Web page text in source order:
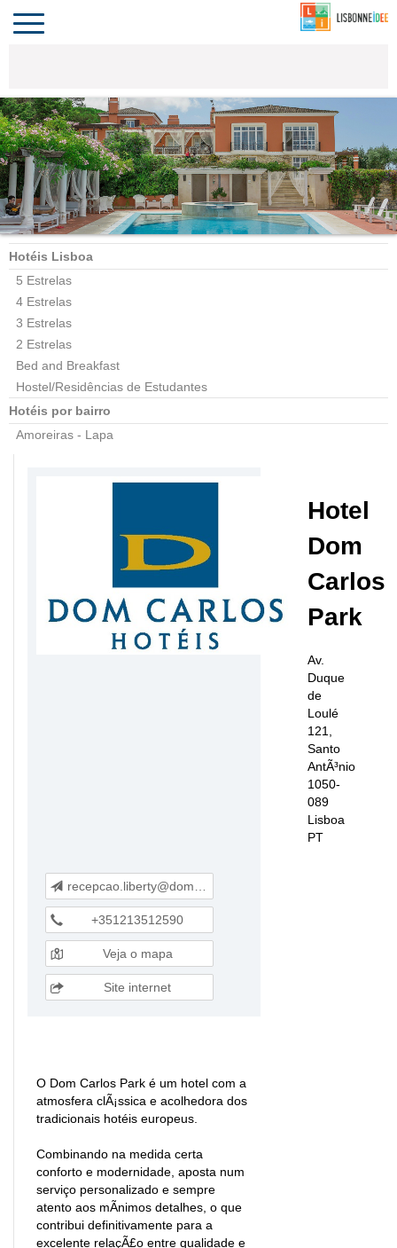
PORTUGAL
Toggle
navigation
Hotéis Lisboa
5 Estrelas
4 Estrelas
3 Estrelas
2 Estrelas
Bed and Breakfast
Hostel/Residências de Estudantes
Hotéis por bairro
Amoreiras - Lapa
Hotel
Dom
Carlos
Park
Av.
Duque
de
Loulé
121,
Santo
AntÃ³nio
1050-
089
Lisboa
PT
recepcao.liberty@domcarloshoteis.com
+351213512590
Veja o mapa
Site internet
O Dom Carlos Park é um hotel com a
atmosfera clÃ¡ssica e acolhedora dos
tradicionais hotéis europeus.
Combinando na medida certa
conforto e modernidade, aposta num
serviço personalizado e sempre
atento aos mÃ­nimos detalhes, o que
contribui definitivamente para a
excelente relaçÃ£o entre qualidade e